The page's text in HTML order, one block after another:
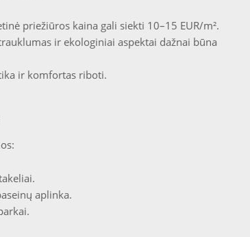
priežiūros kaina gali siekti 10–15 EUR/m².
ir ekologiniai aspektai dažnai būna
ir komfortas riboti.
aplinka.